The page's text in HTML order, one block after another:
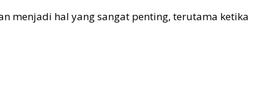
menjadi hal yang sangat penting, terutama ketika